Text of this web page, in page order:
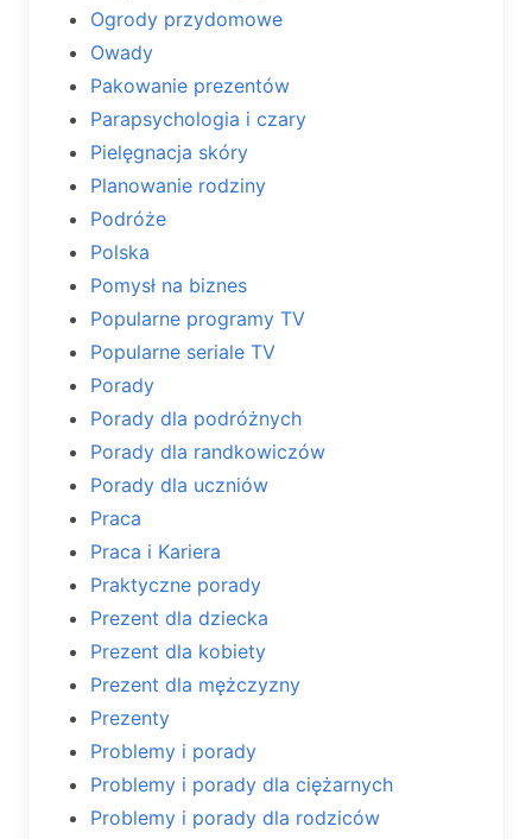
Ogrody przydomowe
Owady
Pakowanie prezentów
Parapsychologia i czary
Pielęgnacja skóry
Planowanie rodziny
Podróże
Polska
Pomysł na biznes
Popularne programy TV
Popularne seriale TV
Porady
Porady dla podróżnych
Porady dla randkowiczów
Porady dla uczniów
Praca
Praca i Kariera
Praktyczne porady
Prezent dla dziecka
Prezent dla kobiety
Prezent dla mężczyzny
Prezenty
Problemy i porady
Problemy i porady dla ciężarnych
Problemy i porady dla rodziców